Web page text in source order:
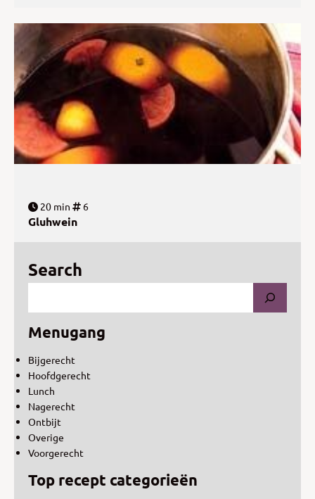
20 min 6
Gluhwein
Search
Menugang
Bijgerecht
Hoofdgerecht
Lunch
Nagerecht
Ontbijt
Overige
Voorgerecht
Top recept categorieën